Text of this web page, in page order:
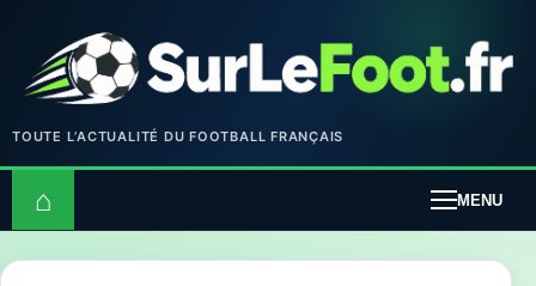
TOUTE L’ACTUALITÉ DU FOOTBALL FRANÇAIS
⌂ MENU